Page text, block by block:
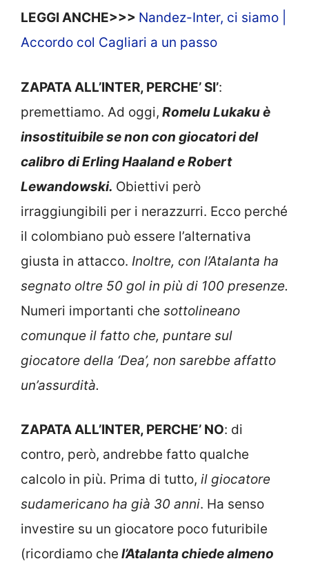
LEGGI ANCHE>>> Nandez-Inter, ci siamo |
Accordo col Cagliari a un passo
ZAPATA ALL’INTER, PERCHE’ SI’:
premettiamo. Ad oggi, Romelu Lukaku è
insostituibile se non con giocatori del
calibro di Erling Haaland e Robert
Lewandowski. Obiettivi però
irraggiungibili per i nerazzurri. Ecco perché
il colombiano può essere l’alternativa
giusta in attacco. Inoltre, con l’Atalanta ha
segnato oltre 50 gol in più di 100 presenze.
Numeri importanti che sottolineano
comunque il fatto che, puntare sul
giocatore della ‘Dea’, non sarebbe affatto
un’assurdità.
ZAPATA ALL’INTER, PERCHE’ NO: di
contro, però, andrebbe fatto qualche
calcolo in più. Prima di tutto, il giocatore
sudamericano ha già 30 anni. Ha senso
investire su un giocatore poco futuribile
(ricordiamo che l’Atalanta chiede almeno